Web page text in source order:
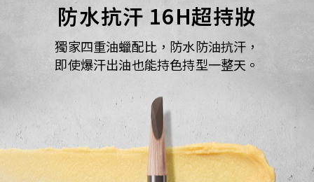
防水抗汗 16H超持妝​​
獨家四重油蠟配比，防水防油抗汗，
​ 即使爆汗出油也能持色持型一整天。​